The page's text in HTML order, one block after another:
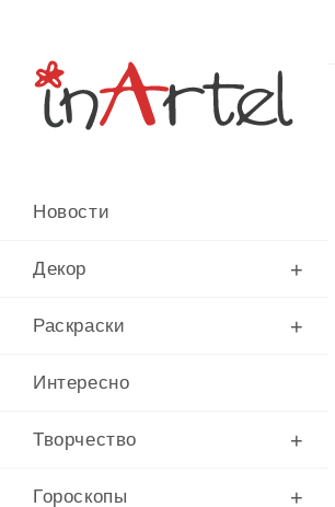
Новости
Декор
Раскраски
Интересно
Творчество
Гороскопы